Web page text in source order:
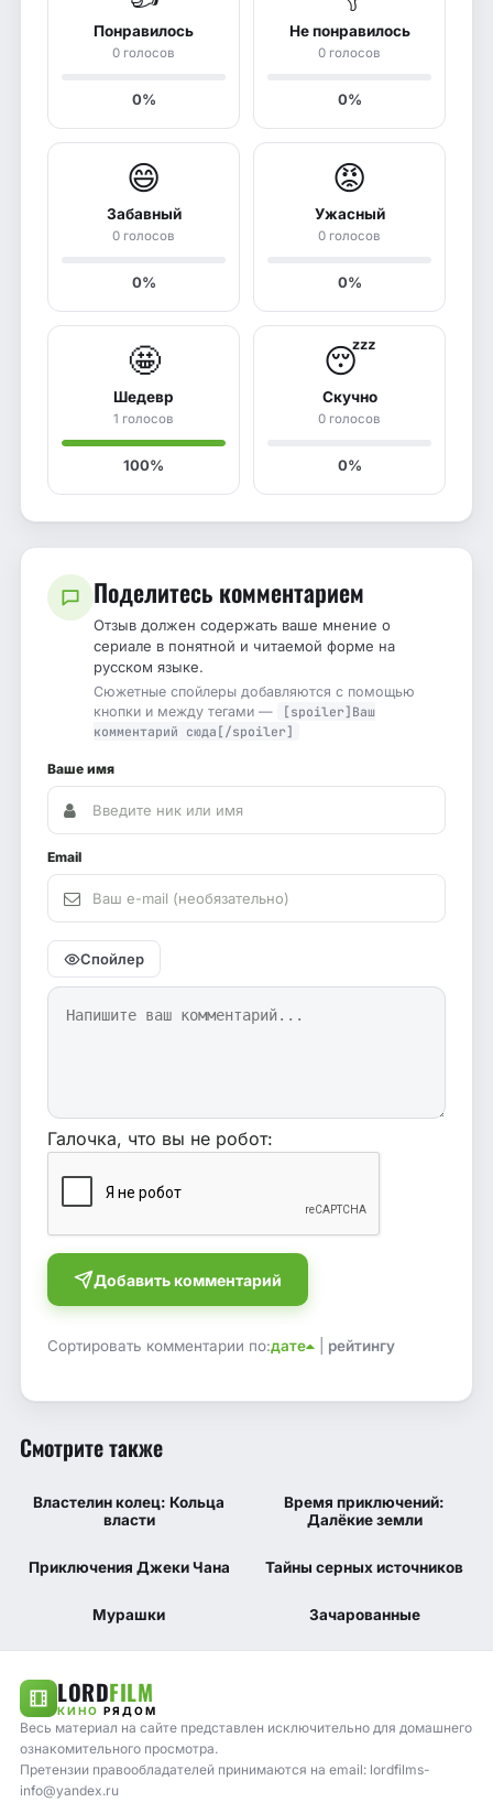
Понравилось
0 голосов
0%
Не понравилось
0 голосов
0%
😄
Забавный
0 голосов
0%
😡
Ужасный
0 голосов
0%
🤩
Шедевр
1 голосов
100%
😴
Скучно
0 голосов
0%
Поделитесь комментарием
Отзыв должен содержать ваше мнение о
сериале в понятной и читаемой форме на
русском языке.
Сюжетные спойлеры добавляются с помощью
кнопки и между тегами —
[spoiler]Ваш
комментарий сюда[/spoiler]
Ваше имя
Email
Спойлер
Галочка, что вы не робот:
Добавить комментарий
Сортировать комментарии по:дате рейтингу
Смотрите также
2 сезон 8 серия
6.205
Властелин колец: Кольца
власти
1 сезон 4 серия
Время приключений:
Далёкие земли
5 сезон 13 серия
Приключения Джеки Чана 3 сезон 8 серия
8.176 IMDB
Тайны серных источников
2 сезон 8 серия
КП6.339 IMDB6.7
Мурашки 8 сезон 22 серия
КП7.79 IMDB7.2
Зачарованные
LORDFILM
КИНО РЯДОМ
Весь материал на сайте представлен исключительно для домашнего
ознакомительного просмотра.
Претензии правообладателей принимаются на email: lordfilms-
info@yandex.ru